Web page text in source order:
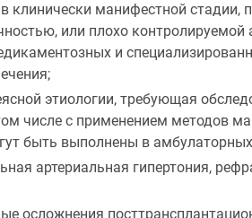
клинически манифестной
или плохо контролируемой
и
этиологии, требующая
числе с применением методов
быть выполнены в
артериальная гипертония,
осложнения